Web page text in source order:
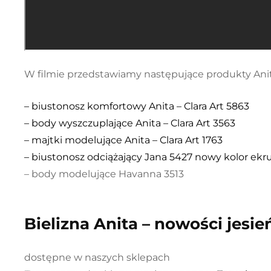
W filmie przedstawiamy następujące produkty
– biustonosz komfortowy Anita – Clara Art 5863
– body wyszczuplające Anita – Clara Art 3563
– majtki modelujące Anita – Clara Art 1763
– biustonosz odciążający Jana 5427 nowy kolor
– body modelujące Havanna 3513
Bielizna Anita – nowości
dostępne w naszych sklepach